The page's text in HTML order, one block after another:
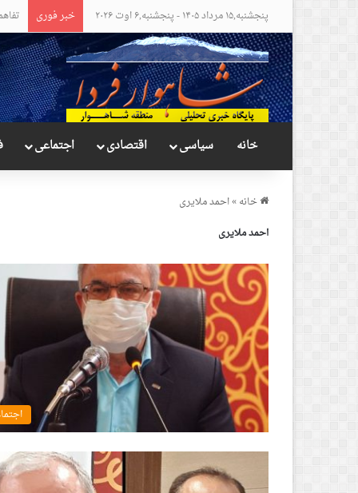
پنجشنبه,۱۵ مرداد ۱۴۰۵ - پنجشنبه,۶ اوت ۲۰۲۶ خبر فوری
خانه سیاسی اقتصادی اجتماعی
خانه»احمد ملایری
احمد ملایری